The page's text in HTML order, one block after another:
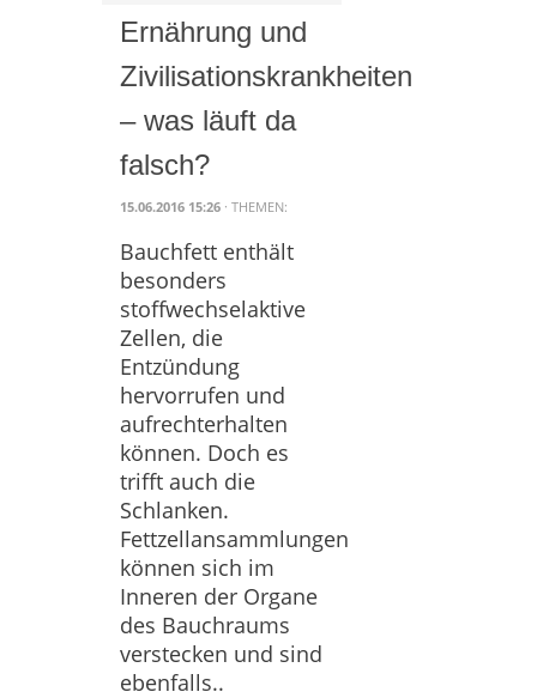
Ernährung und
Zivilisationskrankheiten
– was läuft da
falsch?
15.06.2016 15:26 · THEMEN:
Bauchfett enthält
besonders
stoffwechselaktive
Zellen, die
Entzündung
hervorrufen und
aufrechterhalten
können. Doch es
trifft auch die
Schlanken.
Fettzellansammlungen
können sich im
Inneren der Organe
des Bauchraums
verstecken und sind
ebenfalls..